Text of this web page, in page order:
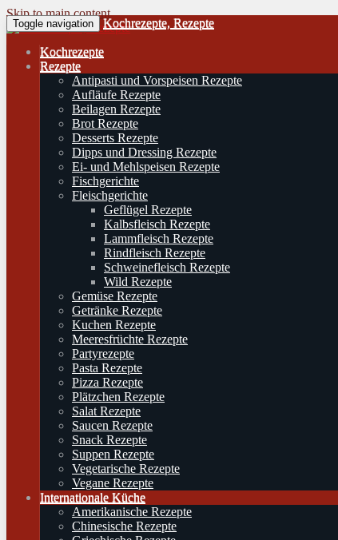
Skip to main content
Toggle navigation Kochrezepte, Rezepte
Kochrezepte
Rezepte
Antipasti und Vorspeisen Rezepte
Aufläufe Rezepte
Beilagen Rezepte
Brot Rezepte
Desserts Rezepte
Dipps und Dressing Rezepte
Ei- und Mehlspeisen Rezepte
Fischgerichte
Fleischgerichte
Geflügel Rezepte
Kalbsfleisch Rezepte
Lammfleisch Rezepte
Rindfleisch Rezepte
Schweinefleisch Rezepte
Wild Rezepte
Gemüse Rezepte
Getränke Rezepte
Kuchen Rezepte
Meeresfrüchte Rezepte
Partyrezepte
Pasta Rezepte
Pizza Rezepte
Plätzchen Rezepte
Salat Rezepte
Saucen Rezepte
Snack Rezepte
Suppen Rezepte
Vegetarische Rezepte
Vegane Rezepte
Internationale Küche
Amerikanische Rezepte
Chinesische Rezepte